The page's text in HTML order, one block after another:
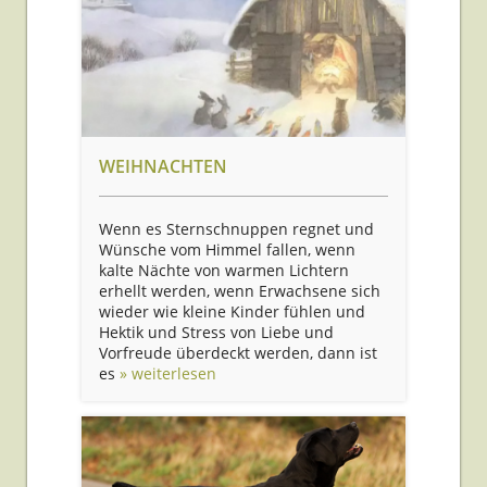
WEIHNACHTEN
Wenn es Sternschnuppen regnet und
Wünsche vom Himmel fallen, wenn
kalte Nächte von warmen Lichtern
erhellt werden, wenn Erwachsene sich
wieder wie kleine Kinder fühlen und
Hektik und Stress von Liebe und
Vorfreude überdeckt werden, dann ist
es » weiterlesen